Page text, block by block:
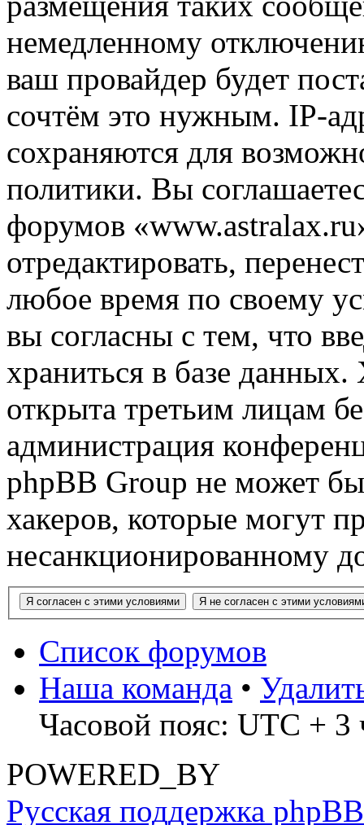
немедленному
ваш провайдер будет
сочтём это нужным. IP-
сохраняются для
политики. Вы
форумов
отредактировать,
любое время по своему
вы согласны с тем, что
храниться в базе
открыта третьим лицам
администрация
phpBB Group не может
хакеров, которые могут
несанкционированному
Список форумов
Наша команда •
Часовой пояс: UTC + 3
POWERED_BY
Русская поддержка phpBB